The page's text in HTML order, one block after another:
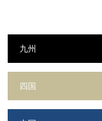
九州
四国